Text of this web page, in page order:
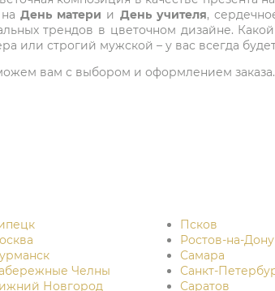
наДень матери и День учителя,
трендов в цветочном дизайне.
или строгий мужской – у вас всегда
вам с выбором и оформлением заказа.
Челны
Новгород
Псков
Ростов-на-Дону
Самара
Санкт-
Саратов